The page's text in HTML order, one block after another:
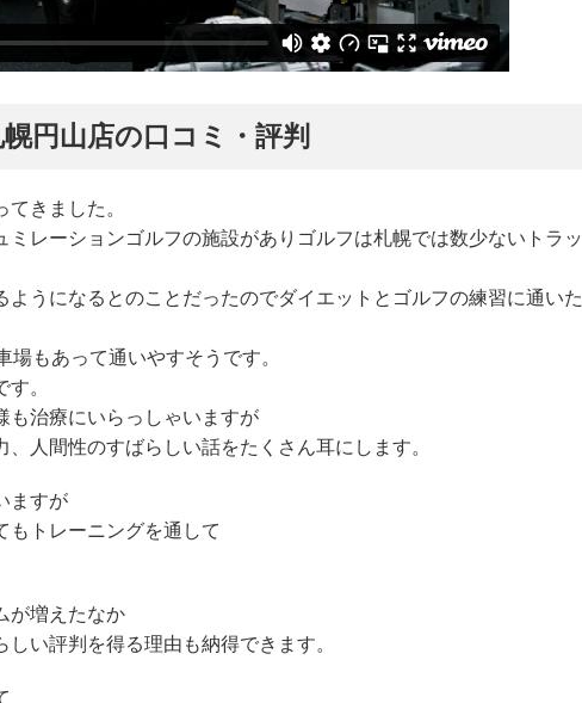
円山店の口コミ・評判
きました。
レーションゴルフの施設がありゴルフは札幌では数少ないトラッ
うになるとのことだったのでダイエットとゴルフの練習に通いた
もあって通いやすそうです。
。
も治療にいらっしゃいますが
、人間性のすばらしい話をたくさん耳にします。
ますが
もトレーニングを通して
が増えたなか
い評判を得る理由も納得できます。